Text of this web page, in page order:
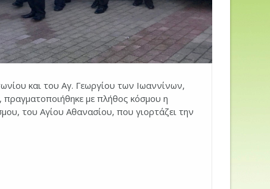
και του Αγ. Γεωργίου των Ιωαννίνων,
με πλήθος κόσμου η
του Αγίου Αθανασίου, που γιορτάζει την